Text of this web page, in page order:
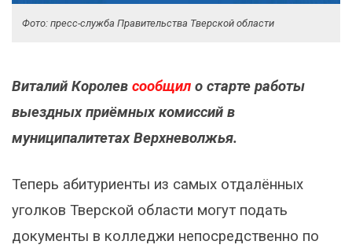
Фото: пресс-служба Правительства Тверской области
Виталий Королев сообщил о старте работы
выездных приёмных комиссий в
муниципалитетах Верхневолжья.
Теперь абитуриенты из самых отдалённых
уголков Тверской области могут подать
документы в колледжи непосредственно по